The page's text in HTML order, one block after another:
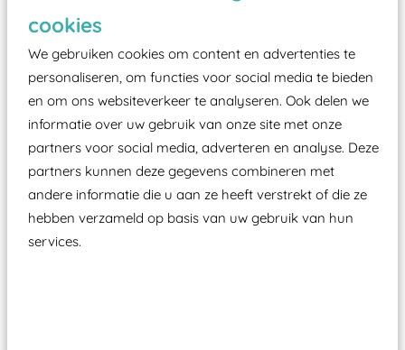
cookies
We gebruiken cookies om content en advertenties te
personaliseren, om functies voor social media te bieden
en om ons websiteverkeer te analyseren. Ook delen we
informatie over uw gebruik van onze site met onze
partners voor social media, adverteren en analyse. Deze
partners kunnen deze gegevens combineren met
andere informatie die u aan ze heeft verstrekt of die ze
hebben verzameld op basis van uw gebruik van hun
services.
Wist je dat: